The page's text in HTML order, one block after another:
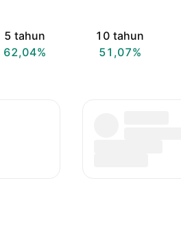
5 tahun
62,04%
10 tahun
51,07%